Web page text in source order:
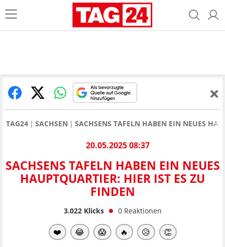
TAG24 SACHSEN SACHSENS TAFELN HABEN EIN NEUES
20.05.2025 08:37
SACHSENS TAFELN HABEN EIN NEUES
HAUPTQUARTIER: HIER IST ES ZU
FINDEN
3.022Klicks 0 Reaktionen
❤️ 😂 😱 🔥 😥 👏